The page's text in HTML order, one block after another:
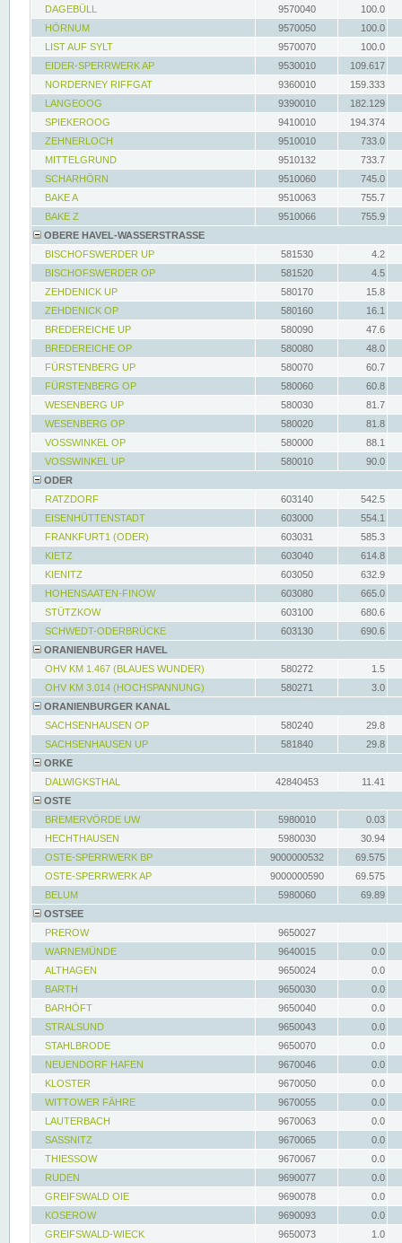
DAGEBÜLL 9570040
100.0
HÖRNUM
9570050
100.0
LIST AUF SYLT
9570070
100.0
EIDER-SPERRWERK AP
9530010
109.617
NORDERNEY RIFFGAT
9360010
159.333
LANGEOOG
9390010
182.129
SPIEKEROOG
9410010
194.374
ZEHNERLOCH
9510010
733.0
MITTELGRUND
9510132
733.7
SCHARHÖRN
9510060
745.0
BAKE A
9510063
755.7
BAKE Z
9510066
755.9
OBERE HAVEL-WASSERSTRASSE
BISCHOFSWERDER UP
581530
4.2
BISCHOFSWERDER OP
581520
4.5
ZEHDENICK UP
580170
15.8
ZEHDENICK OP
580160
16.1
BREDEREICHE UP
580090
47.6
BREDEREICHE OP
580080
48.0
FÜRSTENBERG UP
580070
60.7
FÜRSTENBERG OP
580060
60.8
WESENBERG UP
580030
81.7
WESENBERG OP
580020
81.8
VOSSWINKEL OP
580000
88.1
VOSSWINKEL UP
580010
90.0
ODER
RATZDORF
603140
542.5
EISENHÜTTENSTADT
603000
554.1
FRANKFURT1 (ODER)
603031
585.3
KIETZ
603040
614.8
KIENITZ
603050
632.9
HOHENSAATEN-FINOW
603080
665.0
STÜTZKOW
603100
680.6
SCHWEDT-ODERBRÜCKE
603130
690.6
ORANIENBURGER HAVEL
OHV KM 1.467 (BLAUES WUNDER)
580272
1.5
OHV KM 3.014 (HOCHSPANNUNG)
580271
3.0
ORANIENBURGER KANAL
SACHSENHAUSEN OP
580240
29.8
SACHSENHAUSEN UP
581840
29.8
ORKE
DALWIGKSTHAL
42840453
11.41
OSTE
BREMERVÖRDE UW
5980010
0.03
HECHTHAUSEN
5980030
30.94
OSTE-SPERRWERK BP
9000000532
69.575
OSTE-SPERRWERK AP
9000000590
69.575
BELUM
5980060
69.89
OSTSEE
PREROW
9650027
WARNEMÜNDE
9640015
0.0
ALTHAGEN
9650024
0.0
BARTH
9650030
0.0
BARHÖFT
9650040
0.0
STRALSUND
9650043
0.0
STAHLBRODE
9650070
0.0
NEUENDORF HAFEN
9670046
0.0
KLOSTER
9670050
0.0
WITTOWER FÄHRE
9670055
0.0
LAUTERBACH
9670063
0.0
SASSNITZ
9670065
0.0
THIESSOW
9670067
0.0
RUDEN
9690077
0.0
GREIFSWALD OIE
9690078
0.0
KOSEROW
9690093
0.0
GREIFSWALD-WIECK
9650073
1.0